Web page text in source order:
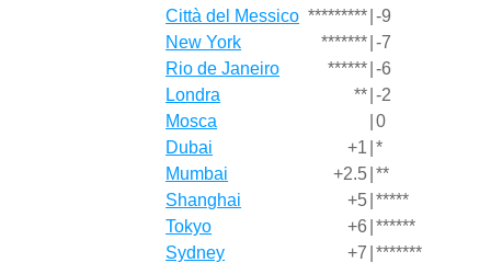
Città del Messico ********* -9
New York
******* -7
Rio de Janeiro
****** -6
Londra
** -2
Mosca
0
Dubai
+1 *
Mumbai
+2.5 **
Shanghai
+5 *****
Tokyo
+6 ******
Sydney
+7 *******